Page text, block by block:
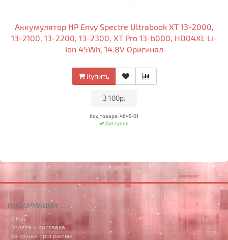
Аккумулятор HP Envy Spectre Ultrabook XT 13-2000,
13-2100, 13-2200, 13-2300, XT Pro 13-b000, HD04XL Li-
Ion 45Wh, 14.8V Оригинал
Купить
3 100р.
Код товара: 4645-01
Доступно
ИНФОРМАЦИЯ
О Нас
Оплата и доставка
Бонусная программа